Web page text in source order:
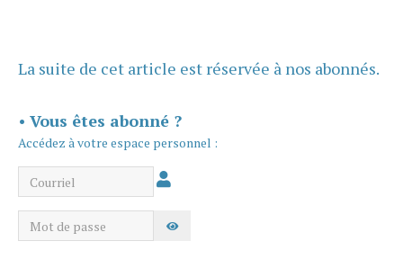
La suite de cet article est réservée à nos abonnés.
• Vous êtes abonné ?
Accédez à votre espace personnel :
Courriel
Mot de passe AFFICHER LE MOT DE PASSE